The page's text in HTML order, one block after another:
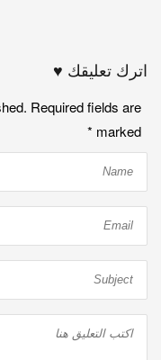
اترك تعليقك ♥
Required fields are
marked
*